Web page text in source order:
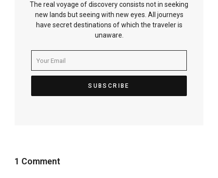
The real voyage of discovery consists not in seeking
new lands but seeing with new eyes. All journeys
have secret destinations of which the traveler is
unaware.
1 Comment